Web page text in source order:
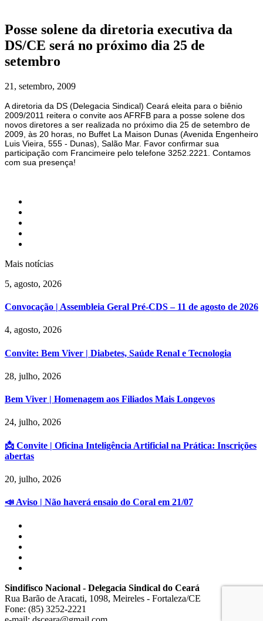
Posse solene da diretoria executiva da
DS/CE será no próximo dia 25 de
setembro
21, setembro, 2009
A diretoria da DS (Delegacia Sindical) Ceará eleita para o biênio
2009/2011 reitera o convite aos AFRFB para a posse solene dos
novos diretores a ser realizada no próximo dia 25 de setembro de
2009, às 20 horas, no Buffet La Maison Dunas (Avenida Engenheiro
Luis Vieira, 555 - Dunas), Salão Mar. Favor confirmar sua
participação com Francimeire pelo telefone 3252.2221. Contamos
com sua presença!
Mais notícias
5, agosto, 2026
Convocação | Assembleia Geral Pré-CDS – 11 de agosto de 2026
4, agosto, 2026
Convite: Bem Viver | Diabetes, Saúde Renal e Tecnologia
28, julho, 2026
Bem Viver | Homenagem aos Filiados Mais Longevos
24, julho, 2026
📩 Convite | Oficina Inteligência Artificial na Prática: Inscrições
abertas
20, julho, 2026
📣 Aviso | Não haverá ensaio do Coral em 21/07
Sindifisco Nacional - Delegacia Sindical do Ceará
Rua Barão de Aracati, 1098, Meireles - Fortaleza/CE
Fone: (85) 3252-2221